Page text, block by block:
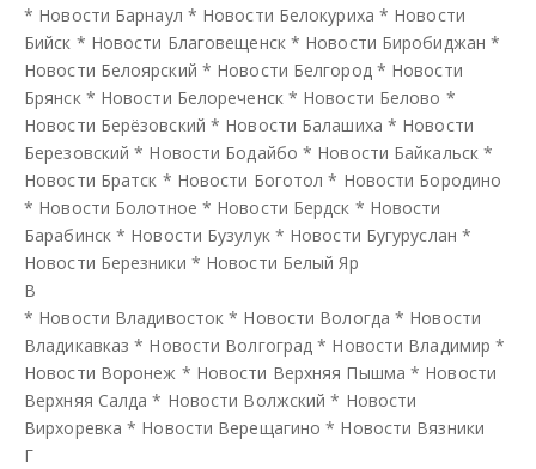
* Новости Барнаул * Новости Белокуриха * Новости
Бийск * Новости Благовещенск * Новости Биробиджан *
Новости Белоярский * Новости Белгород * Новости
Брянск * Новости Белореченск * Новости Белово *
Новости Берёзовский * Новости Балашиха * Новости
Березовский * Новости Бодайбо * Новости Байкальск *
Новости Братск * Новости Боготол * Новости Бородино
* Новости Болотное * Новости Бердск * Новости
Барабинск * Новости Бузулук * Новости Бугуруслан *
Новости Березники * Новости Белый Яр
В
* Новости Владивосток * Новости Вологда * Новости
Владикавказ * Новости Волгоград * Новости Владимир *
Новости Воронеж * Новости Верхняя Пышма * Новости
Верхняя Салда * Новости Волжский * Новости
Вирхоревка * Новости Верещагино * Новости Вязники
Г